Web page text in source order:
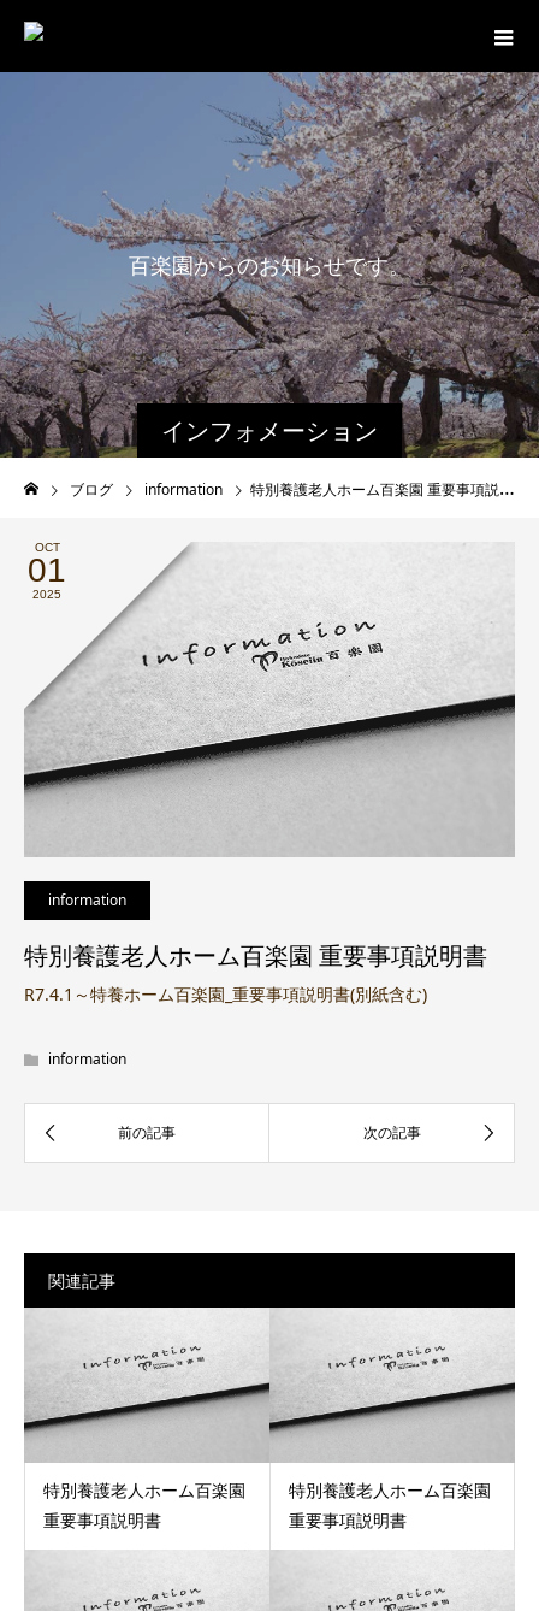
インフォメーション
百楽園からのお知らせです。
ブログ information 特別養護老人ホーム百楽園 重要事項説明書
OCT
01
2025
information
特別養護老人ホーム百楽園 重要事項説明書
R7.4.1～特養ホーム百楽園_重要事項説明書(別紙含む)
information
関連記事
特別養護老人ホーム百楽園
重要事項説明書
特別養護老人ホーム百楽園
重要事項説明書